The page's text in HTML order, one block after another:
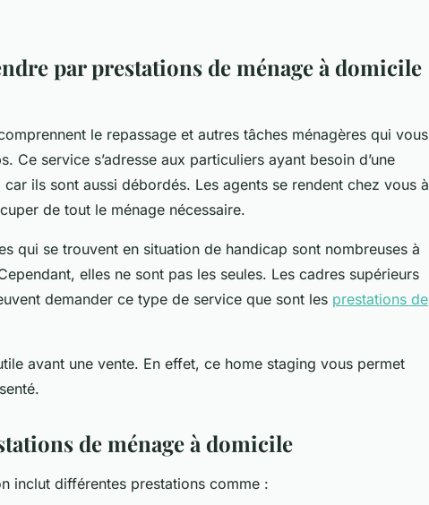
par prestations de ménage à domicile
le repassage et autres tâches ménagères qui vous
Ce service s’adresse aux particuliers ayant besoin d’une
ils sont aussi débordés. Les agents se rendent chez vous à
de tout le ménage nécessaire.
qui se trouvent en situation de handicap sont nombreuses à
elles ne sont pas les seules. Les cadres supérieurs
demander ce type de service que sont les prestations de
avant une vente. En effet, ce home staging vous permet
de ménage à domicile
inclut différentes prestations comme :